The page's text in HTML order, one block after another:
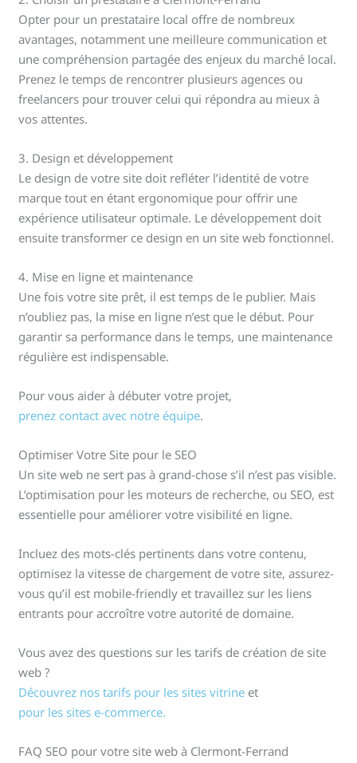
Opter pour un prestataire local offre de nombreux
avantages, notamment une meilleure communication et
une compréhension partagée des enjeux du marché local.
Prenez le temps de rencontrer plusieurs agences ou
freelancers pour trouver celui qui répondra au mieux à
vos attentes.
3. Design et développement
Le design de votre site doit refléter l’identité de votre
marque tout en étant ergonomique pour offrir une
expérience utilisateur optimale. Le développement doit
ensuite transformer ce design en un site web fonctionnel.
4. Mise en ligne et maintenance
Une fois votre site prêt, il est temps de le publier. Mais
n’oubliez pas, la mise en ligne n’est que le début. Pour
garantir sa performance dans le temps, une maintenance
régulière est indispensable.
Pour vous aider à débuter votre projet,
prenez contact avec notre équipe.
Optimiser Votre Site pour le SEO
Un site web ne sert pas à grand-chose s’il n’est pas visible.
L’optimisation pour les moteurs de recherche, ou SEO, est
essentielle pour améliorer votre visibilité en ligne.
Incluez des mots-clés pertinents dans votre contenu,
optimisez la vitesse de chargement de votre site, assurez-
vous qu’il est mobile-friendly et travaillez sur les liens
entrants pour accroître votre autorité de domaine.
Vous avez des questions sur les tarifs de création de site
web ?
Découvrez nos tarifs pour les sites vitrine et
pour les sites e-commerce.
FAQ SEO pour votre site web à Clermont-Ferrand